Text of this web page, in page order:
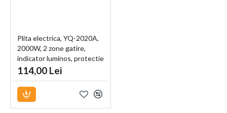
Plita electrica, YQ-2020A,
2000W, 2 zone gatire,
indicator luminos, protectie
termostatica, alb
114,00 Lei